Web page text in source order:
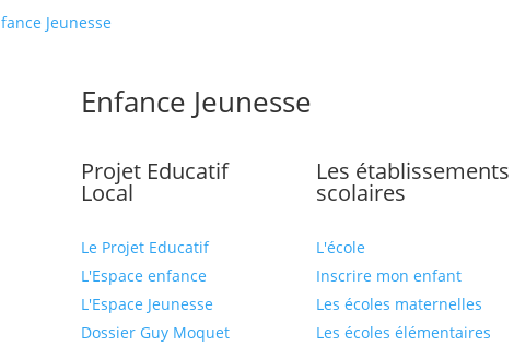
Jeunesse
Enfance Jeunesse
Projet Educatif
Local
Le Projet Educatif
L'Espace enfance
L'Espace Jeunesse
Dossier Guy Moquet
Les établissements
scolaires
L'école
Inscrire mon enfant
Les écoles maternelles
Les écoles élémentaires